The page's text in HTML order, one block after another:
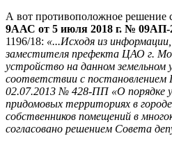
А вот противоположное решение
9ААС от 5 июля 2018 г. № 09АП-
1196/18: «...Исходя из
заместителя префекта ЦАО г.
устройство на данном земельном
соответствии с
02.07.2013 № 428-ПП «О порядке
придомовых территориях в
собственников помещений в
согласовано решением Совета